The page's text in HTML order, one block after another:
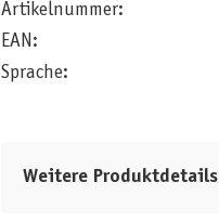
Artikelnummer:
EAN:
Sprache:
Weitere Produktdetails